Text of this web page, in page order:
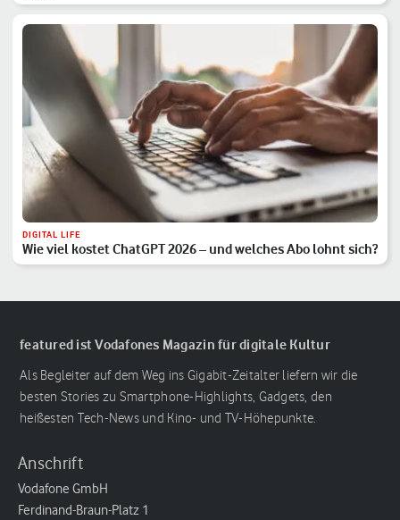
DIGITAL LIFE
Wie viel kostet ChatGPT 2026 – und welches Abo lohnt sich?
featured ist Vodafones Magazin für digitale Kultur
Als Begleiter auf dem Weg ins Gigabit-Zeitalter liefern wir die
besten Stories zu Smartphone-Highlights, Gadgets, den
heißesten Tech-News und Kino- und TV-Höhepunkte.
Anschrift
Vodafone GmbH
Ferdinand-Braun-Platz 1